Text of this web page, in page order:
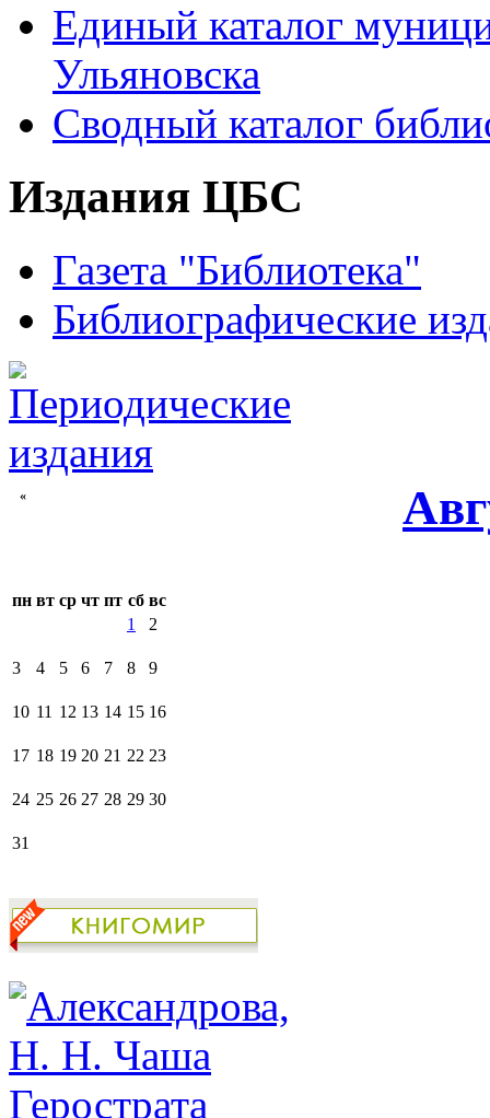
Единый каталог
Ульяновска
Сводный каталог
Издания ЦБС
Газета "Библиотека"
Библиографические
«
пн вт ср чт пт сб вс
1
2
3 4 5 6 7 8 9
10 11 12 13 14 15 16
17 18 19 20 21 22 23
24 25 26 27 28 29 30
31